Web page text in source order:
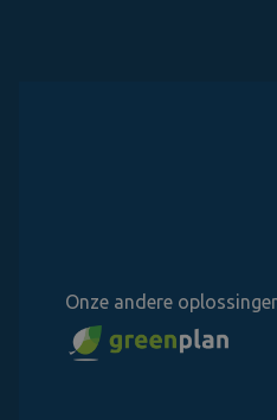
Onze andere